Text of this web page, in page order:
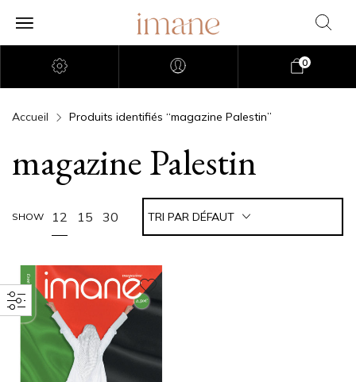
0
Accueil Produits identifiés “magazine Palestin”
magazine Palestin
SHOW 12 15 30 TRI PAR DÉFAUT